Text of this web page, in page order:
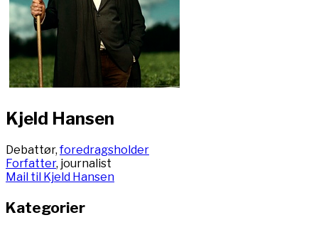
Kjeld Hansen
Debattør,foredragsholder
Forfatter, journalist
Mail til Kjeld Hansen
Kategorier